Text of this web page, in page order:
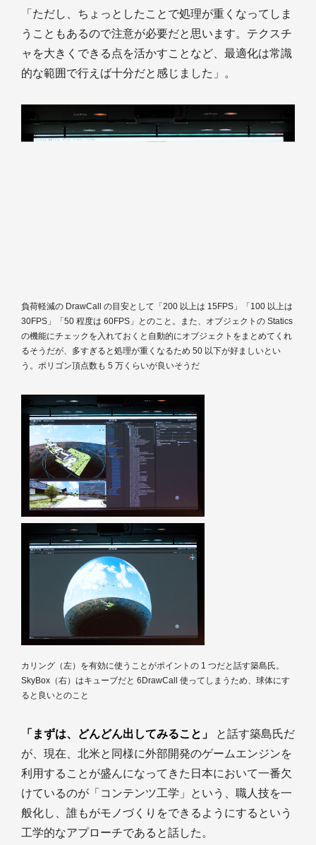
「ただし、ちょっとしたことで処理が重くなってしま
うこともあるので注意が必要だと思います。テクスチ
ャを大きくできる点を活かすことなど、最適化は常識
的な範囲で行えば十分だと感じました」。
負荷軽減の DrawCall の目安として「200 以上は 15FPS」「100 以上は
30FPS」「50 程度は 60FPS」とのこと。また、オブジェクトの Statics
の機能にチェックを入れておくと自動的にオブジェクトをまとめてくれ
るそうだが、多すぎると処理が重くなるため 50 以下が好ましいとい
う。ポリゴン頂点数も 5 万くらいが良いそうだ
カリング（左）を有効に使うことがポイントの 1 つだと話す築島氏。
SkyBox（右）はキューブだと 6DrawCall 使ってしまうため、球体にす
ると良いとのこと
「まずは、どんどん出してみること」
と話す築島氏だ
が、現在、北米と同様に外部開発のゲームエンジンを
利用することが盛んになってきた日本において一番欠
けているのが「コンテンツ工学」という、職人技を一
般化し、誰もがモノづくりをできるようにするという
工学的なアプローチであると話した。